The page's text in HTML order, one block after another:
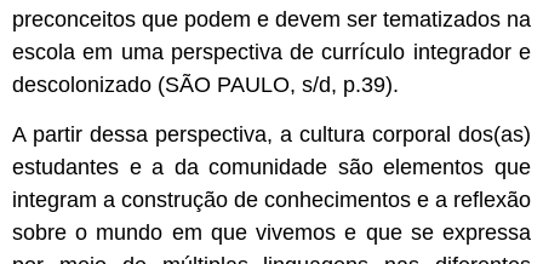
preconceitos que podem e devem ser tematizados na
escola em uma perspectiva de currículo integrador e
descolonizado (SÃO PAULO, s/d, p.39).
A partir dessa perspectiva, a cultura corporal dos(as)
estudantes e a da comunidade são elementos que
integram a construção de conhecimentos e a reflexão
sobre o mundo em que vivemos e que se expressa